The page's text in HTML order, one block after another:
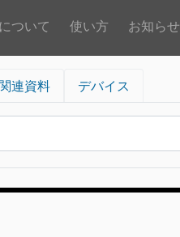
ついて 使い方 お知らせ
連資料 デバイス